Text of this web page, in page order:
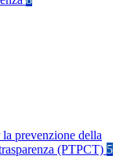
prevenzione della
(PTPCT) 5